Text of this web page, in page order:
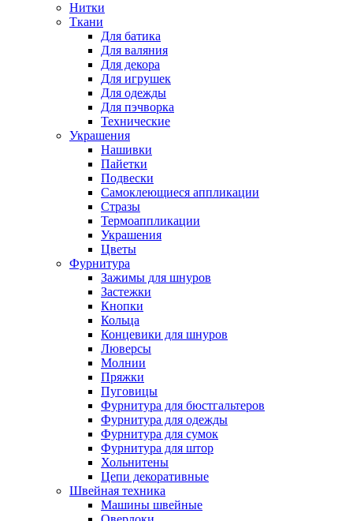
Нитки
Ткани
Для батика
Для валяния
Для декора
Для игрушек
Для одежды
Для пэчворка
Технические
Украшения
Нашивки
Пайетки
Подвески
Самоклеющиеся аппликации
Стразы
Термоаппликации
Украшения
Цветы
Фурнитура
Зажимы для шнуров
Застежки
Кнопки
Кольца
Концевики для шнуров
Люверсы
Молнии
Пряжки
Пуговицы
Фурнитура для бюстгальтеров
Фурнитура для одежды
Фурнитура для сумок
Фурнитура для штор
Хольнитены
Цепи декоративные
Швейная техника
Машины швейные